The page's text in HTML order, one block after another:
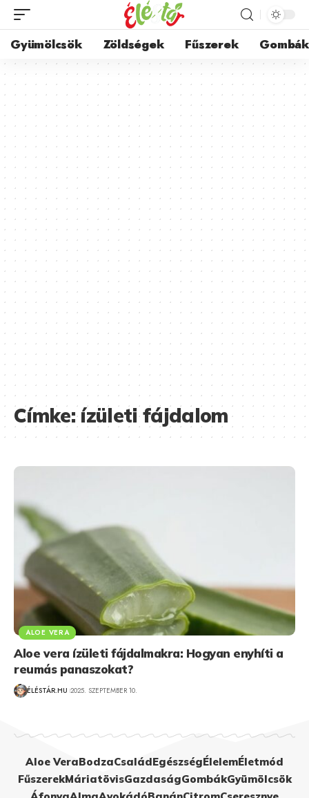
Gyümölcsök Zöldségek Fűszerek Gombák
Címke:ízületi fájdalom
ALOE VERA
Aloe vera ízületi fájdalmakra: Hogyan enyhíti a
reumás panaszokat?
ÉLÉSTÁR.HU 2025. SZEPTEMBER 10.
Aloe VeraBodzaCsaládEgészségÉlelemÉletmód
FűszerekMáriatövisGazdaságGombákGyümölcsök